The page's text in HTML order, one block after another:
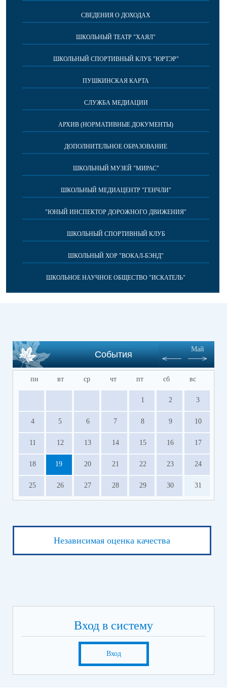
СВЕДЕНИЯ О ДОХОДАХ
ШКОЛЬНЫЙ ТЕАТР "ХАЯЛ"
ШКОЛЬНЫЙ СПОРТИВНЫЙ КЛУБ "ЮРТЭР"
ПУШКИНСКАЯ КАРТА
СЛУЖБА МЕДИАЦИИ
АРХИВ (НОРМАТИВНЫЕ ДОКУМЕНТЫ)
ДОПОЛНИТЕЛЬНОЕ ОБРАЗОВАНИЕ
ШКОЛЬНЫЙ МУЗЕЙ "МИРАС"
ШКОЛЬНЫЙ МЕДИАЦЕНТР "ГЕНЧЛИ"
"ЮНЫЙ ИНСПЕКТОР ДОРОЖНОГО ДВИЖЕНИЯ"
ШКОЛЬНЫЙ СПОРТИВНЫЙ КЛУБ
ШКОЛЬНЫЙ ХОР "ВОКАЛ-БЭНД"
ШКОЛЬНОЕ НАУЧНОЕ ОБЩЕСТВО "ИСКАТЕЛЬ"
События
Май
пн вт ср чт пт сб вс
1 2 3
4 5 6 7 8 9 10
11 12 13 14 15 16 17
18 19 20 21 22 23 24
25 26 27 28 29 30 31
Независимая оценка качества
Вход в систему
Вход